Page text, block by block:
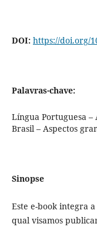
DOI: https://doi.org/
Palavras-chave:
Língua Portuguesa –
Brasil – Aspectos
Sinopse
Este e-book integra
qual visamos